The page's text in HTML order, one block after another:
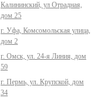
Калининский, ул Отрадная,
дом 25
г. Уфа, Комсомольская улица,
дом 2
г. Омск, ул. 24-я Линия, дом
59
г. Пермь, ул. Крупской, дом
34